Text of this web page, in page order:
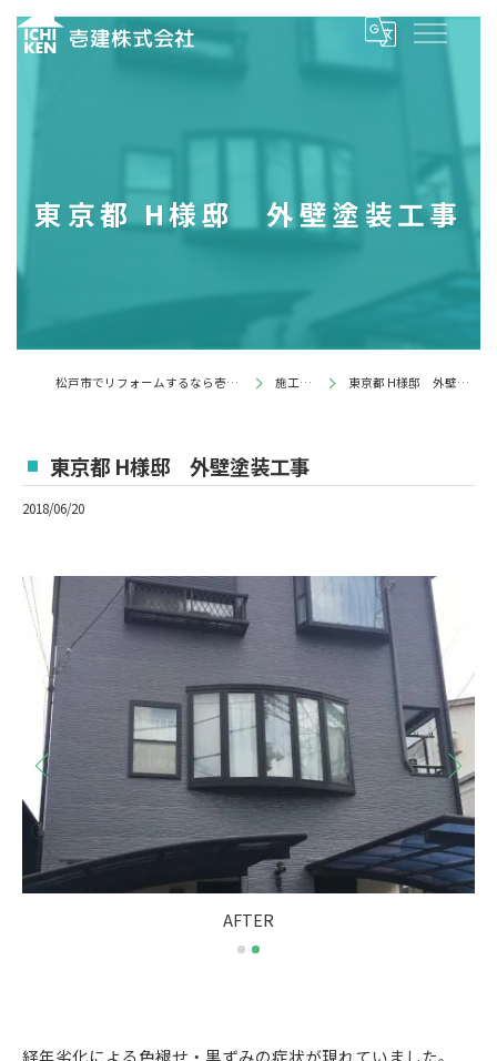
東京都 H様邸 外壁塗装工事
松戸市でリフォームするなら壱建株式会社 施工事例 東京都 H様邸 外壁塗装工事
東京都 H様邸 外壁塗装工事
2018/06/20
AFTER
経年劣化による色褪せ・黒ずみの症状が現れていました。